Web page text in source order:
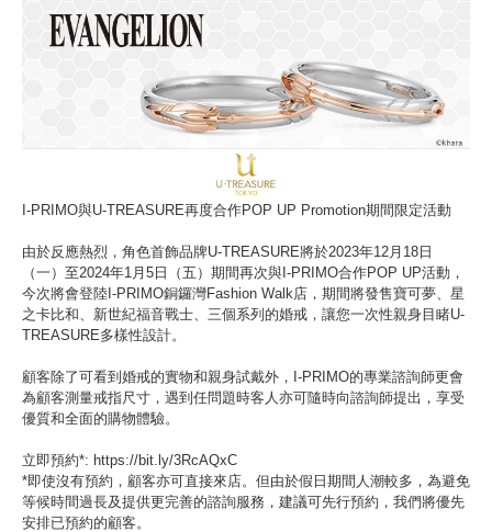
I-PRIMO與U-TREASURE再度合作POP UP Promotion期間限定活動
由於反應熱烈，角色首飾品牌U-TREASURE將於2023年12月18日
（一）至2024年1月5日（五）期間再次與I-PRIMO合作POP UP活動，
今次將會登陸I-PRIMO銅鑼灣Fashion Walk店，期間將發售寶可夢、星
之卡比和、新世紀福音戰士、三個系列的婚戒，讓您一次性親身目睹U-
TREASURE多樣性設計。
顧客除了可看到婚戒的實物和親身試戴外，I-PRIMO的專業諮詢師更會
為顧客測量戒指尺寸，遇到任問題時客人亦可隨時向諮詢師提出，享受
優質和全面的購物體驗。
立即預約*: https://bit.ly/3RcAQxC
*即使沒有預約，顧客亦可直接來店。但由於假日期間人潮較多，為避免
等候時間過長及提供更完善的諮詢服務，建議可先行預約，我們將優先
安排已預約的顧客。